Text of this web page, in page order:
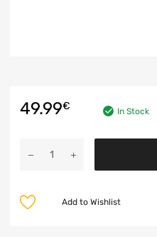
49.99€ In Stock
Add to Wishlist